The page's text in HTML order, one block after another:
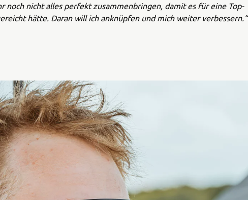
noch nicht alles perfekt zusammenbringen, damit es für eine Top-
hätte. Daran will ich anknüpfen und mich weiter verbessern.“